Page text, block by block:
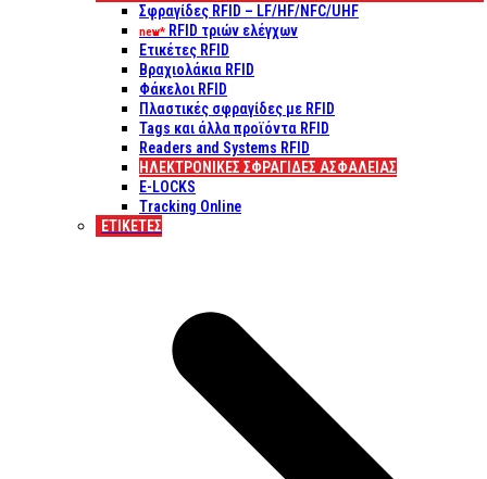
Σφραγίδες RFID – LF/HF/NFC/UHF
new* RFID τριών ελέγχων
Ετικέτες RFID
Βραχιολάκια RFID
Φάκελοι RFID
Πλαστικές σφραγίδες με RFID
Tags και άλλα προϊόντα RFID
Readers and Systems RFID
ΗΛΕΚΤΡΟΝΙΚΕΣ ΣΦΡΑΓΙΔΕΣ ΑΣΦΑΛΕΙΑΣ
E-LOCKS
Tracking Online
ΕΤΙΚΈΤΕΣ